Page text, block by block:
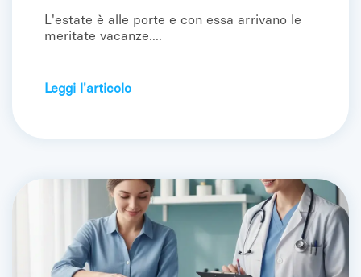
L'estate è alle porte e con essa arrivano le
meritate vacanze....
Leggi l'articolo